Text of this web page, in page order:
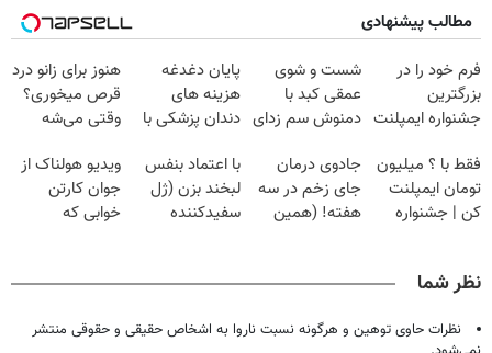
مطالب پیشنهادی
فرم خود را در
بزرگترین
جشنواره ایمپلنت
فقط ۲۵ میلیون
شست و شوی
عمقی کبد با
دمنوش سم زدای
پایان دغدغه
هزینه های
دندان پزشکی با
خانگی
هنوز برای زانو درد
قرص میخوری؟
وقتی می‌شه
درمانش کرد؟؟؟؟
فقط با ؟ میلیون
تومان ایمپلنت
کن | جشنواره
جادوی درمان
جای زخم در سه
هفته! (همین
با اعتماد بنفس
لبخند بزن (ژل
سفیدکننده
ویدیو هولناک از
جوان کارتن
خوابی که
نظر شما
نظرات حاوی توهین و هرگونه نسبت ناروا به اشخاص حقیقی و حقوقی منتشر